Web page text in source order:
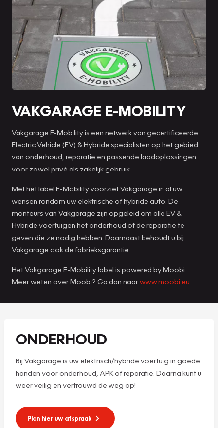
VAKGARAGE E-MOBILITY
Vakgarage E-Mobility is een netwerk van gecertificeerde
Electric Vehicle (EV) & Hybride specialisten op het gebied
van onderhoud, reparatie en passende laadoplossingen
voor zowel privé als zakelijk gebruik.
Met het label E-Mobility voorziet Vakgarage in al uw
wensen rondom uw elektrische of hybride auto. De
monteurs van Vakgarage zijn opgeleid om alle EV &
Hybride voertuigen het onderhoud of de reparatie te
geven die ze nodig hebben. Daarnaast behoudt u bij
Vakgarage ook de fabrieksgarantie.
Het Vakgarage E-Mobility label is powered by Moobi.
Meer weten over Moobi? Ga dan naarwww.moobi.eu
ONDERHOUD
Bij Vakgarage is uw elektrisch/hybride voertuig in goede
handen voor onderhoud, APK of reparatie. Daarna kunt u
weer veilig en vertrouwd de weg op!
Plan hier uw afspraak